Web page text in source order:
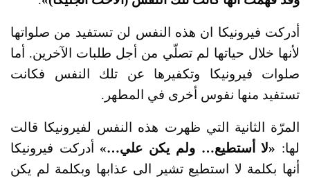
أدركت فيرونيكا ان هذه النفس لن تستفيد من صلواتها
لأنها خلال حياتها لم تصلّي من أجل طلبات الآخرين. أما
صلوات فيرونيكا وتكفيرها عن تلك النفس فكانت
تستفيد منها نفوس أخرى في المطهر.
المرّة الثانية التي ظهرت هذه النفس لفيرونيكا قالت
لها: «لا أستطيع… ولم يكن علي…» أدركت فيرونيكا
أنها بكلمة لا استطيع تشير الى عذابها وبكلمة لم يكن